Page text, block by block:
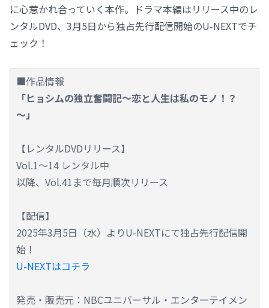
に心惹かれ合っていく本作。ドラマ本編はリリース中のレ
ンタルDVD、3月5日から独占先行配信開始のU-NEXTでチ
ェック！
■作品情報
「ヒョシムの独立奮闘記～恋と人生は私のモノ！？
～」
【レンタルDVDリリース】
Vol.1～14 レンタル中
以降、Vol.41まで毎月順次リリース
【配信】
2025年3月5日（水）よりU-NEXTにて独占先行配信開
始！
U-NEXTはコチラ
発売・販売元：NBCユニバーサル・エンターテイメン